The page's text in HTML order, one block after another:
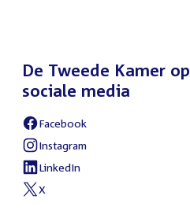
De Tweede Kamer op
sociale media
External
link:
Facebook
External
link:
Instagram
External
link:
LinkedIn
External
X